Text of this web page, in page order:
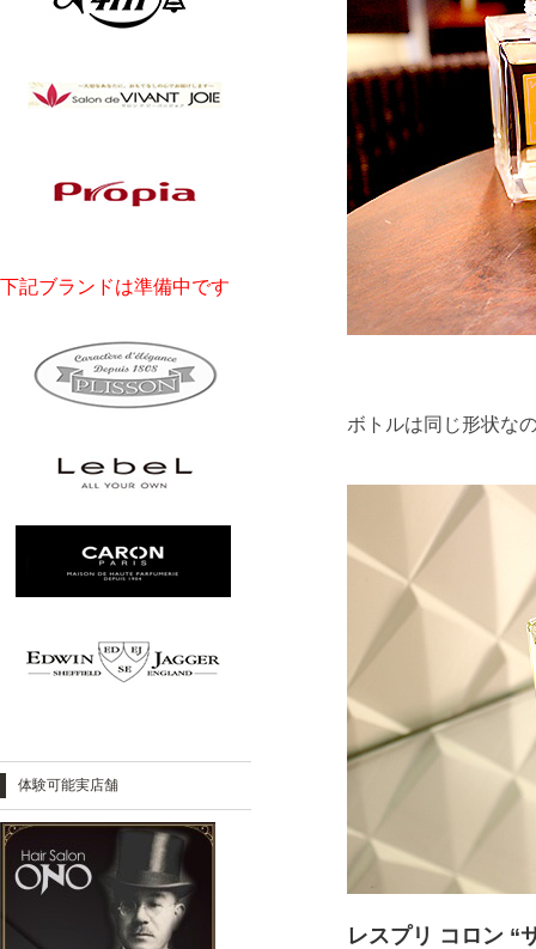
ボトルは同じ形状な
レスプリ コロン “
下記ブランドは準備中です
体験可能実店舗